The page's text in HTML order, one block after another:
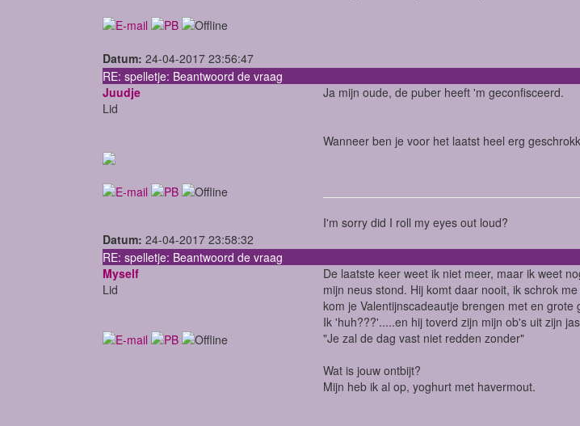
Datum: 24-04-2017 23:56:47
RE: spelletje: Beantwoord de vraag
Juudje
Lid
Ja mijn oude, de puber heeft 'm geconfisceerd.
Wanneer ben je voor het laatst heel erg
I'm sorry did I roll my eyes out loud?
Datum: 24-04-2017 23:58:32
RE: spelletje: Beantwoord de vraag
Myself
Lid
De laatste keer weet ik niet meer, maar ik weet
mijn neus stond. Hij komt daar nooit, ik schrok
kom je Valentijnscadeautje brengen met en grote
Ik 'huh???'.....en hij toverd zijn mijn ob's uit zijn
"Je zal de dag vast niet redden zonder"
Wat is jouw ontbijt?
Mijn heb ik al op, yoghurt met havermout.